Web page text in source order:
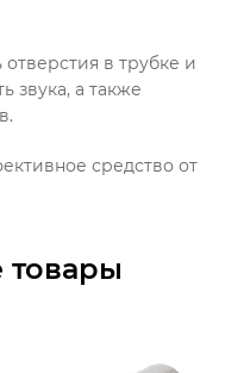
в трубке и
звука, а также
средство от